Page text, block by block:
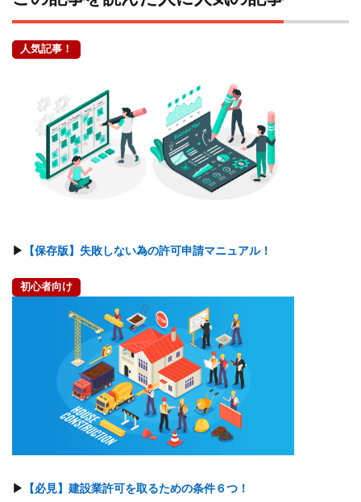
人気記事！
▶ 【保存版】失敗しない為の許可申請マニュアル！
初心者向け
▶ 【必見】建設業許可を取るための条件６つ！